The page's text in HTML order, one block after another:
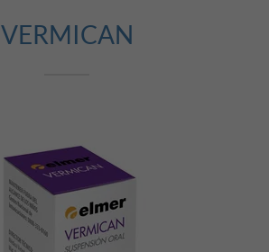
VERMICAN